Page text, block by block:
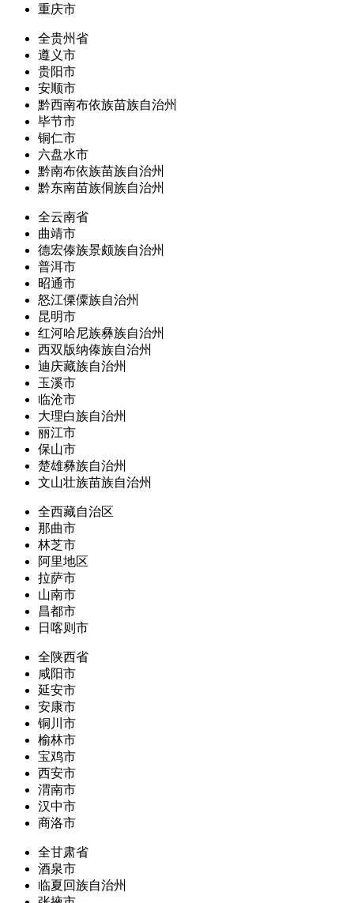
重庆市
全贵州省
遵义市
贵阳市
安顺市
黔西南布依族苗族自治州
毕节市
铜仁市
六盘水市
黔南布依族苗族自治州
黔东南苗族侗族自治州
全云南省
曲靖市
德宏傣族景颇族自治州
普洱市
昭通市
怒江傈僳族自治州
昆明市
红河哈尼族彝族自治州
西双版纳傣族自治州
迪庆藏族自治州
玉溪市
临沧市
大理白族自治州
丽江市
保山市
楚雄彝族自治州
文山壮族苗族自治州
全西藏自治区
那曲市
林芝市
阿里地区
拉萨市
山南市
昌都市
日喀则市
全陕西省
咸阳市
延安市
安康市
铜川市
榆林市
宝鸡市
西安市
渭南市
汉中市
商洛市
全甘肃省
酒泉市
临夏回族自治州